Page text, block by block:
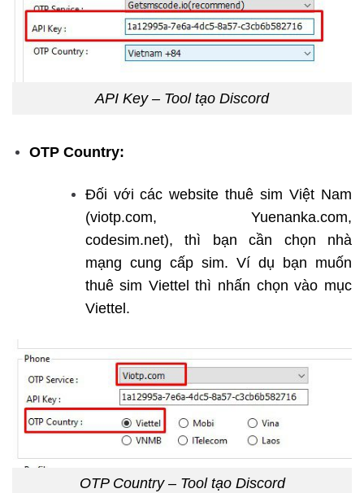
API Key – Tool tạo Discord
OTP Country:
Đối với các website thuê sim Việt Nam
(viotp.com, Yuenanka.com,
codesim.net), thì bạn cần chọn nhà
mạng cung cấp sim. Ví dụ bạn muốn
thuê sim Viettel thì nhấn chọn vào mục
Viettel.
OTP Country – Tool tạo Discord